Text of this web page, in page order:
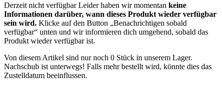
Derzeit nicht verfügbarLeider haben wir momentan keine
Informationen darüber, wann dieses Produkt wieder verfügbar
sein wird. Klicke auf den Button „Benachrichtigen sobald
verfügbar“ unten und wir informieren dich umgehend, sobald das
Produkt wieder verfügbar ist.
Von diesem Artikel sind nur noch 0 Stück in unserem Lager.
Nachschub ist unterwegs! Falls mehr bestellt wird, könnte dies das
Zustelldatum beeinflussen.